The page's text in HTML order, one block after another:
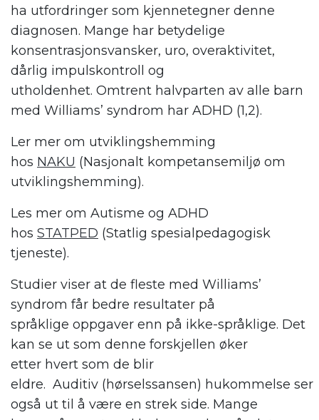
ha utfordringer som kjennetegner denne
diagnosen. Mange har betydelige
konsentrasjonsvansker, uro, overaktivitet,
dårlig impulskontroll og
utholdenhet. Omtrent halvparten av alle barn
med Williams’ syndrom har ADHD (1,2).
Ler mer om utviklingshemming
hos NAKU (Nasjonal t kompetansemiljø om
utviklingshemming).
Les mer om Autisme og ADHD
hos STATPED (Statlig spesialpedagogisk
tjeneste).
Studier viser at de fleste med Williams’
syndrom får bedre resultater på
språklige oppgaver enn på ikke-språklige. Det
kan se ut som denne forskjellen øker
etter hvert som de blir
eldre. Auditiv (hørselssansen) hukommelse ser
også ut til å være en strek side. Mange